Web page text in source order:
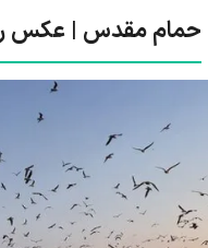
حمام مقدس | عکس